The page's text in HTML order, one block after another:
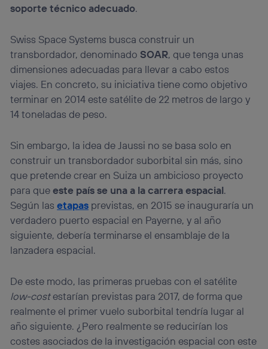
soporte técnico adecuado.
Swiss Space Systems busca construir un
transbordador, denominadoSOAR, que tenga unas
dimensiones adecuadas para llevar a cabo estos
viajes. En concreto, su iniciativa tiene como objetivo
terminar en 2014 este satélite de 22 metros de largo y
14 toneladas de peso.
Sin embargo, la idea de Jaussi no se basa solo en
construir un transbordador suborbital sin más, sino
que pretende crear en Suiza un ambicioso proyecto
para queeste país se una a la carrera espacial.
Según lasetapas previstas, en 2015 se inauguraría un
verdadero puerto espacial en Payerne, y al año
siguiente, debería terminarse el ensamblaje de la
lanzadera espacial.
De este modo, las primeras pruebas con el satélite
low-costestarían previstas para 2017, de forma que
realmente el primer vuelo suborbital tendría lugar al
año siguiente. ¿Pero realmente se reducirían los
costes asociados de la investigación espacial con este